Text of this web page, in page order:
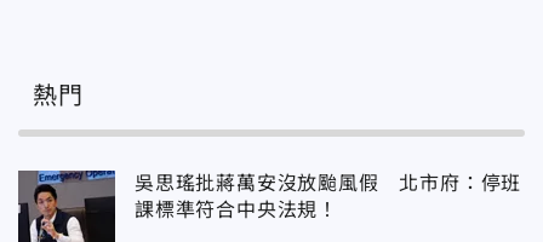
熱門
吳思瑤批蔣萬安沒放颱風假 北市府：停班
課標準符合中央法規！